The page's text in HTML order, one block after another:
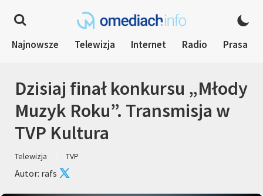
Najnowsze Telewizja Internet Radio Prasa
Dzisiaj finał konkursu „Młody
Muzyk Roku”. Transmisja w
TVP Kultura
Telewizja TVP
Autor: rafs